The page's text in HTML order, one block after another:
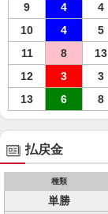
9
4 4
10
4 5
11
8 13
12
3 3
13
6 8
払戻金
種類
単勝